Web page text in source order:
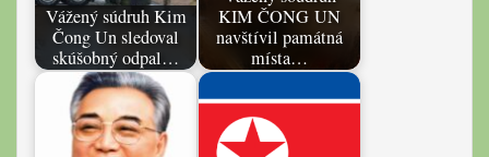
Vážený súdruh Kim
Čong Un sledoval
skúšobný odpal…
KIM ČONG UN
navštívil památná
místa…